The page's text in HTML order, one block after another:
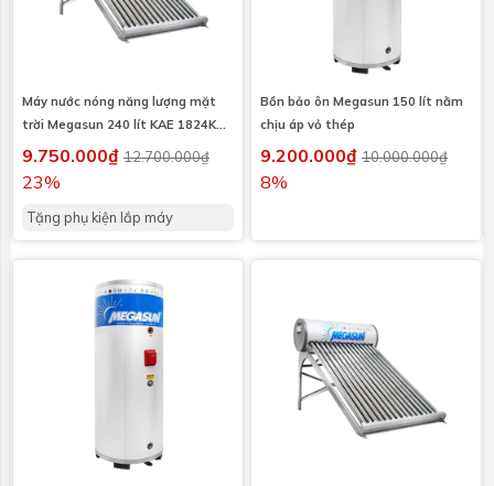
Máy nước nóng năng lượng mặt
trời Megasun 240 lít KAE 1824KAE
I304
9.750.000₫ 12.700.000₫
23%
Tặng phụ kiện lắp máy
Bồn bảo ôn Megasun 150 lít nằm
chịu áp vỏ thép
9.200.000₫ 10.000.000₫
8%